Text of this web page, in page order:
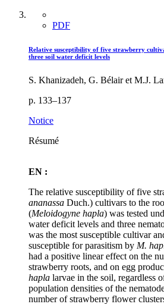
PDF
Relative susceptibility of five strawberry
three soil water deficit levels
S. Khanizadeh, G. Bélair et M.J.
p. 133–137
Notice
Résumé
EN :
The relative susceptibility of five
ananassa Duch.) cultivars to the
(Meloidogyne hapla) was tested
water deficit levels and three
was the most susceptible cultivar
susceptible for parasitism by M.
had a positive linear effect on the
strawberry roots, and on egg
hapla larvae in the soil, regardless
population densities of the
number of strawberry flower